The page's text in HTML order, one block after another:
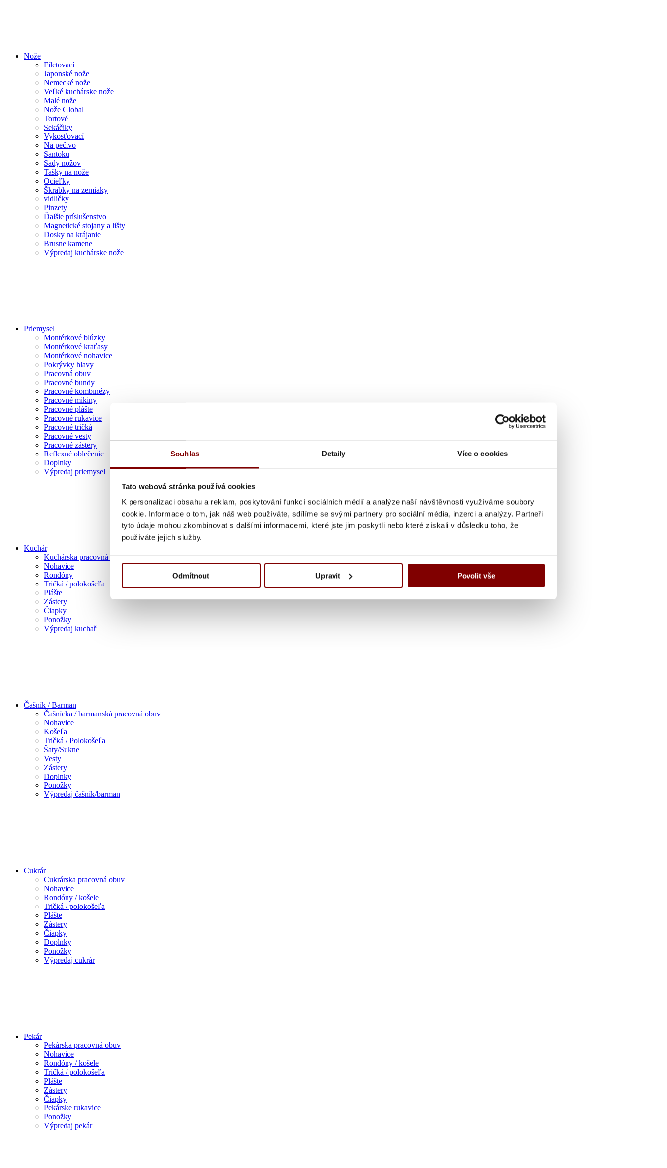
Souhlas Detaily Více o cookies
Tato webová stránka používá cookies
K personalizaci obsahu a reklam, poskytování funkcí sociálních médií a analýze naší návštěvnosti využíváme soubory
cookie. Informace o tom, jak náš web používáte, sdílíme se svými partnery pro sociální média, inzerci a analýzy. Partneři
tyto údaje mohou zkombinovat s dalšími informacemi, které jste jim poskytli nebo které získali v důsledku toho, že
používáte jejich služby.
Odmítnout Upravit Povolit vše
Nože
Filetovací
Japonské nože
Nemecké nože
Veľké kuchárske nože
Malé nože
Nože Global
Tortové
Sekáčiky
Vykosťovací
Na pečivo
Santoku
Sady nožov
Tašky na nože
Ocieľky
Škrabky na zemiaky
vidličky
Pinzety
Ďalšie príslušenstvo
Magnetické stojany a lišty
Dosky na krájanie
Brusne kamene
Výpredaj kuchárske nože
Priemysel
Montérkové blúzky
Montérkové kraťasy
Montérkové nohavice
Pokrývky hlavy
Pracovná obuv
Pracovné bundy
Pracovné kombinézy
Pracovné mikiny
Pracovné plášte
Pracovné rukavice
Pracovné tričká
Pracovné vesty
Pracovné zástery
Reflexné oblečenie
Doplnky
Výpredaj priemysel
Kuchár
Kuchárska pracovná obuv
Nohavice
Rondóny
Tričká / polokošeľa
Plášte
Zástery
Čiapky
Ponožky
Výpredaj kuchař
Čašník / Barman
Čašnícka / barmanská pracovná obuv
Nohavice
Košeľa
Tričká / Polokošeľa
Šaty/Sukne
Vesty
Zástery
Doplnky
Ponožky
Výpredaj čašník/barman
Cukrár
Cukrárska pracovná obuv
Nohavice
Rondóny / košele
Tričká / polokošeľa
Plášte
Zástery
Čiapky
Doplnky
Ponožky
Výpredaj cukrár
Pekár
Pekárska pracovná obuv
Nohavice
Rondóny / košele
Tričká / polokošeľa
Plášte
Zástery
Čiapky
Pekárske rukavice
Ponožky
Výpredaj pekár